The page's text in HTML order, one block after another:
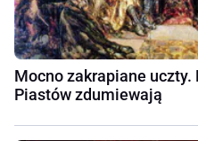
Mocno zakrapiane uczty.
Piastów zdumiewają